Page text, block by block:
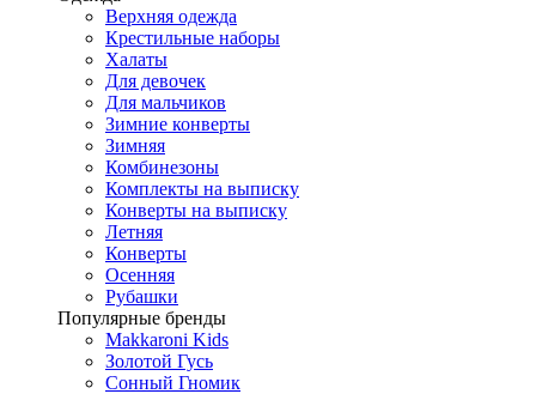
Верхняя одежда
Крестильные наборы
Халаты
Для девочек
Для мальчиков
Зимние конверты
Зимняя
Комбинезоны
Комплекты на выписку
Конверты на выписку
Летняя
Конверты
Осенняя
Рубашки
Популярные бренды
Makkaroni Kids
Золотой Гусь
Сонный Гномик